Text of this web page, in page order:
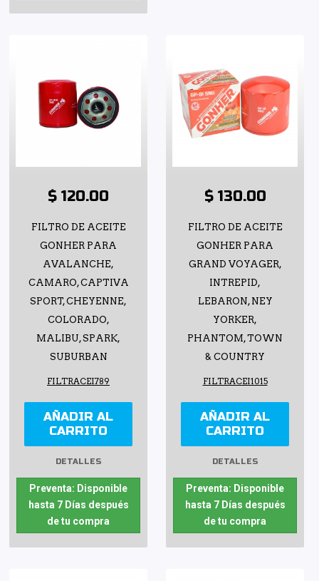
$ 120.00
FILTRO DE ACEITE
GONHER PARA
AVALANCHE,
CAMARO, CAPTIVA
SPORT, CHEYENNE,
COLORADO,
MALIBU, SPARK,
SUBURBAN
FILTRACEI789
AÑADIR AL
CARRITO
DETALLES
Preventa: Disponible
hasta 7 Días después
de tu compra
$ 130.00
FILTRO DE ACEITE
GONHER PARA
GRAND VOYAGER,
INTREPID,
LEBARON, NEY
YORKER,
PHANTOM, TOWN
& COUNTRY
FILTRACEI1015
AÑADIR AL
CARRITO
DETALLES
Preventa: Disponible
hasta 7 Días después
de tu compra